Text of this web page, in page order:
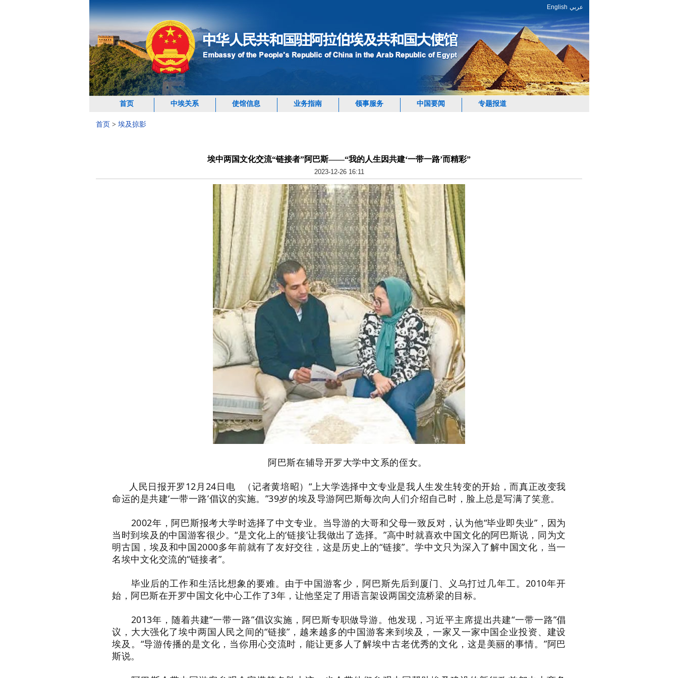
English عربي
首页 中埃关系 使馆信息 业务指南 领事服务 中国要闻 专题报道
首页 > 埃及掠影
埃中两国文化交流“链接者”阿巴斯——“我的人生因共建‘一带一路’而精彩”
2023-12-26 16:11
阿巴斯在辅导开罗大学中文系的侄女。
人民日报开罗12月24日电 （记者黄培昭）“上大学选择中文专业是我人生发生转变的开始，而真正改变我
命运的是共建‘一带一路’倡议的实施。”39岁的埃及导游阿巴斯每次向人们介绍自己时，脸上总是写满了笑意。
2002年，阿巴斯报考大学时选择了中文专业。当导游的大哥和父母一致反对，认为他“毕业即失业”，因为
当时到埃及的中国游客很少。“是文化上的‘链接’让我做出了选择。”高中时就喜欢中国文化的阿巴斯说，同为文
明古国，埃及和中国2000多年前就有了友好交往，这是历史上的“链接”。学中文只为深入了解中国文化，当一
名埃中文化交流的“链接者”。
毕业后的工作和生活比想象的要难。由于中国游客少，阿巴斯先后到厦门、义乌打过几年工。2010年开
始，阿巴斯在开罗中国文化中心工作了3年，让他坚定了用语言架设两国交流桥梁的目标。
2013年，随着共建“一带一路”倡议实施，阿巴斯专职做导游。他发现，习近平主席提出共建“一带一路”倡
议，大大强化了埃中两国人民之间的“链接”，越来越多的中国游客来到埃及，一家又一家中国企业投资、建设
埃及。“导游传播的是文化，当你用心交流时，能让更多人了解埃中古老优秀的文化，这是美丽的事情。”阿巴
斯说。